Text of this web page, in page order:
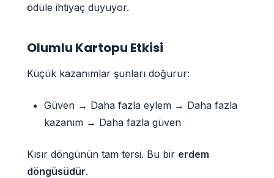
ödüle ihtiyaç duyuyor.
Olumlu Kartopu Etkisi
Küçük kazanımlar şunları doğurur:
Güven → Daha fazla eylem → Daha fazla
kazanım → Daha fazla güven
Kısır döngünün tam tersi. Bu bir erdem
döngüsüdür.